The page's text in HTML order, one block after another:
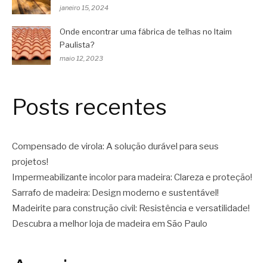
janeiro 15, 2024
Onde encontrar uma fábrica de telhas no Itaim
Paulista?
maio 12, 2023
Posts recentes
Compensado de virola: A solução durável para seus
projetos!
Impermeabilizante incolor para madeira: Clareza e proteção!
Sarrafo de madeira: Design moderno e sustentável!
Madeirite para construção civil: Resistência e versatilidade!
Descubra a melhor loja de madeira em São Paulo